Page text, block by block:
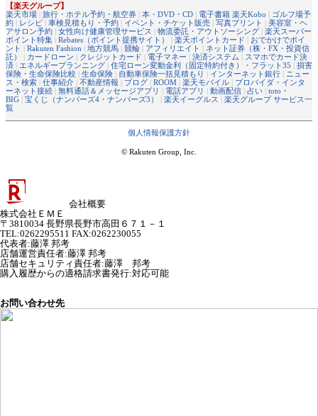
【楽天グループ】
楽天市場 | 旅行・ホテル予約・航空券 | 本・DVD・CD | 電子書籍 楽天Kobo | ゴルフ場予
約 | レシピ | 車検見積もり・予約 | イベント・チケット販売 | 写真プリント | 美容室・ヘ
アサロン予約 | 女性向け健康管理サービス | 物流委託・アウトソーシング | 楽天スーパー
ポイント特集 | Rebates（ポイント提携サイト） | 楽天ポイントカード | おでかけでポイ
ント | Rakuten Fashion | 地方競馬 | 競輪 | アフィリエイト | ネット証券（株・FX・投資信
託）
| カードローン | クレジットカード | 電子マネー | 決済システム | スマホでカード決
済 | エネルギープランニング | 住宅ローン変動金利（固定特約付き）・フラット35 | 損害
保険・生命保険比較 | 生命保険 | 自動車保険一括見積もり | インターネット銀行 | ニュー
ス・検索 | 仕事紹介 | 不動産情報 | ブログ | ROOM | 楽天モバイル | プロバイダ・インタ
ーネット接続 | 無料通話＆メッセージアプリ | 電話アプリ | 動画配信 | 占い | toto・
BIG | 宝くじ（ナンバーズ4・ナンバーズ3） | 楽天イーグルス | 楽天グループ サービス一
覧
個人情報保護方針
© Rakuten Group, Inc.
会社概要
株式会社ＥＭＥ
〒3810034 長野県長野市高田６７１－１
TEL:0262295511 FAX:0262230055
代表者:藤澤 邦考
店舗運営責任者:藤澤 邦考
店舗セキュリティ責任者:藤澤 邦考
購入履歴からの適格請求書発行:対応可能
お問い合わせ先